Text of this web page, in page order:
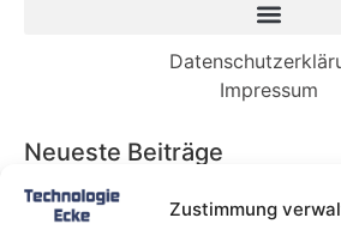
Zustimmung
Impressum
Neueste Beiträge
Babybett 90×200: Die
wachsende Kinder und kleine